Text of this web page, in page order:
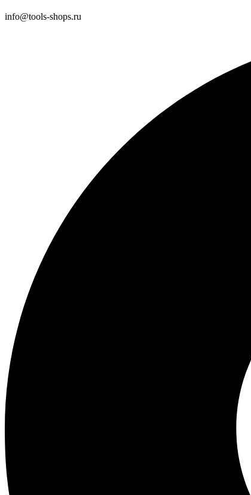
info@tools-shops.ru